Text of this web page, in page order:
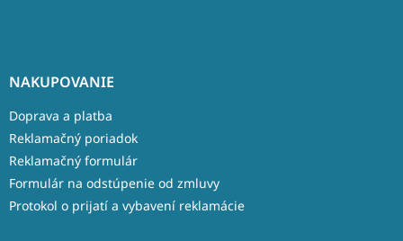
NAKUPOVANIE
Doprava a platba
Reklamačný poriadok
Reklamačný formulár
Formulár na odstúpenie od zmluvy
Protokol o prijatí a vybavení reklamácie